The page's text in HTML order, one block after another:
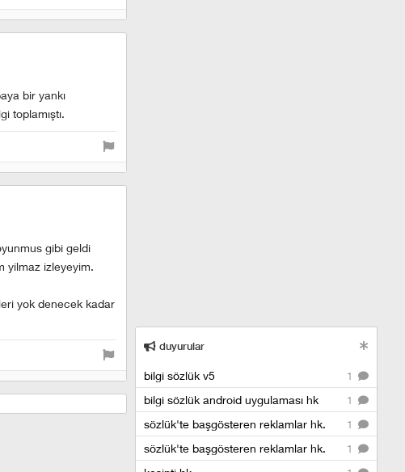
bir yankı
toplamıştı.
gibi geldi
yilmaz izleyeyim.
yok denecek kadar
duyurular
1
bilgi sözlük v5
1
bilgi sözlük android uygulaması hk
1
sözlük'te başgösteren reklamlar hk.
1
sözlük'te başgösteren reklamlar hk.